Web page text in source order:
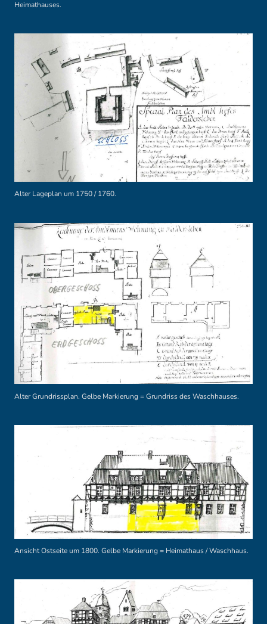
Heimathauses.
Alter Lageplan um 1750 / 1760.
Alter Grundrissplan. Gelbe Markierung = Grundriss des Waschhauses.
Ansicht Ostseite um 1800. Gelbe Markierung = Heimathaus / Waschhaus.